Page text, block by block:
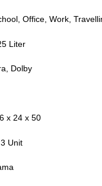
Office, Work,
Liter
Dolby
x 24 x 50
Unit